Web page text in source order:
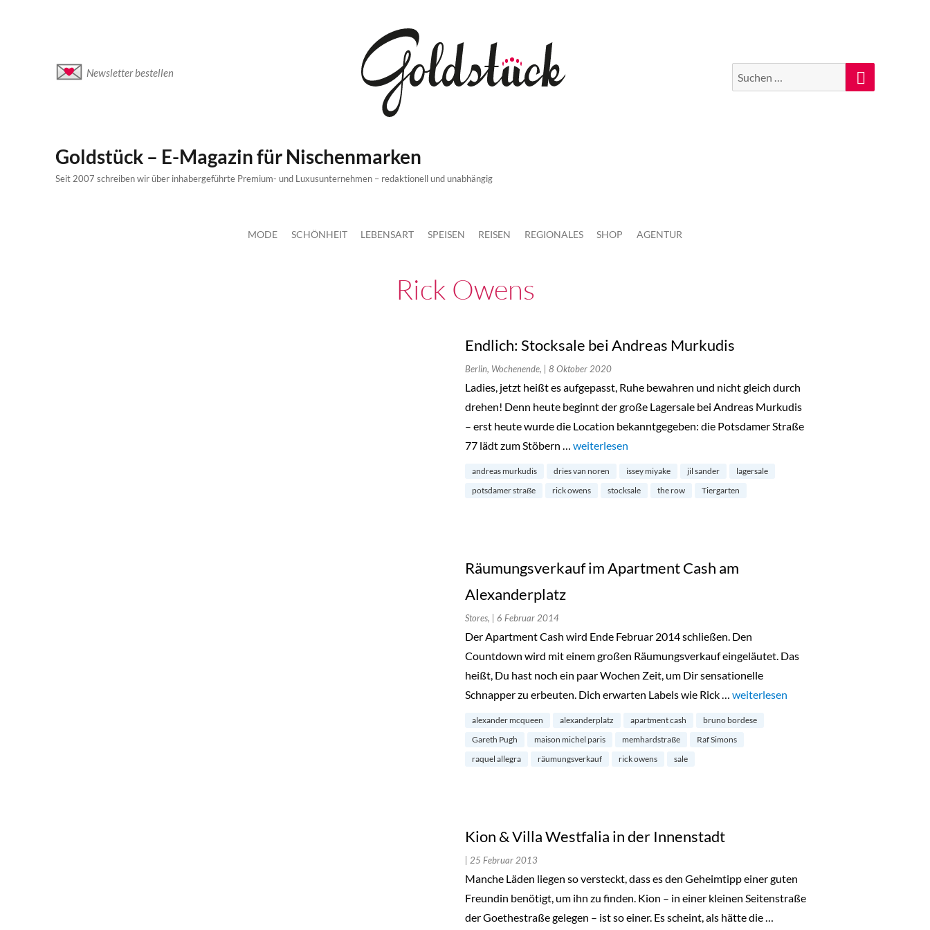
Newsletter bestellen
Suche
nach:
Suchen
Goldstück – E-Magazin für Nischenmarken
Seit 2007 schreiben wir über inhabergeführte Premium- und Luxusunternehmen – redaktionell und unabhängig
MODE SCHÖNHEIT LEBENSART SPEISEN REISEN REGIONALES SHOP AGENTUR
Rick Owens
Endlich: Stocksale bei Andreas Murkudis
Berlin, Wochenende, | 8 Oktober 2020
Ladies, jetzt heißt es aufgepasst, Ruhe bewahren und nicht gleich durch
drehen! Denn heute beginnt der große Lagersale bei Andreas Murkudis
– erst heute wurde die Location bekanntgegeben: die Potsdamer Straße
77 lädt zum Stöbern … „Endlich: Stocksale bei Andreas Murkudis“
weiterlesen
andreas murkudis dries van noren issey miyake jil sander
lagersale
potsdamer straße
rick owens stocksale the row Tiergarten
Räumungsverkauf im Apartment Cash am
Alexanderplatz
Stores, | 6 Februar 2014
Der Apartment Cash wird Ende Februar 2014 schließen. Den
Countdown wird mit einem großen Räumungsverkauf eingeläutet. Das
heißt, Du hast noch ein paar Wochen Zeit, um Dir sensationelle
Schnapper zu erbeuten. Dich erwarten Labels wie Rick … „Räumungsverkauf im Apartment Cash
weiterlesen
alexander mcqueen alexanderplatz apartment cash
bruno bordese
Gareth Pugh
maison michel paris memhardstraße
Raf Simons
raquel allegra
räumungsverkauf rick owens sale
Kion & Villa Westfalia in der Innenstadt
| 25 Februar 2013
Manche Läden liegen so versteckt, dass es den Geheimtipp einer guten
Freundin benötigt, um ihn zu finden. Kion – in einer kleinen Seitenstraße
der Goethestraße gelegen – ist so einer. Es scheint, als hätte die …